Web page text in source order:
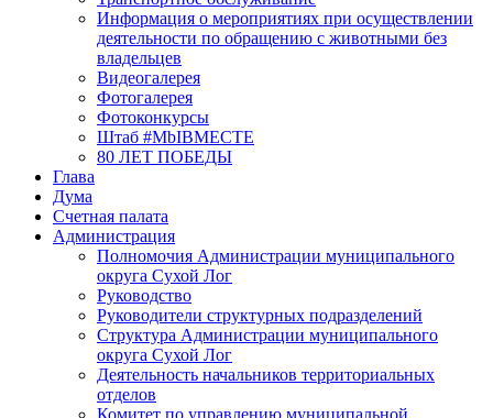
Информация о мероприятиях при осуществлении
деятельности по обращению с животными без
владельцев
Видеогалерея
Фотогалерея
Фотоконкурсы
Штаб #MbIBMECTE
80 ЛЕТ ПОБЕДЫ
Глава
Дума
Счетная палата
Администрация
Полномочия Администрации муниципального
округа Сухой Лог
Руководство
Руководители структурных подразделений
Структура Администрации муниципального
округа Сухой Лог
Деятельность начальников территориальных
отделов
Комитет по управлению муниципальной